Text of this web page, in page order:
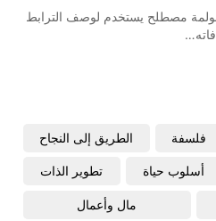
مصطلح يستخدم لوصف الترابط
فلسفة الطريق إلى النجاح
أسلوب حياة تطوير الذات
مال وأعمال